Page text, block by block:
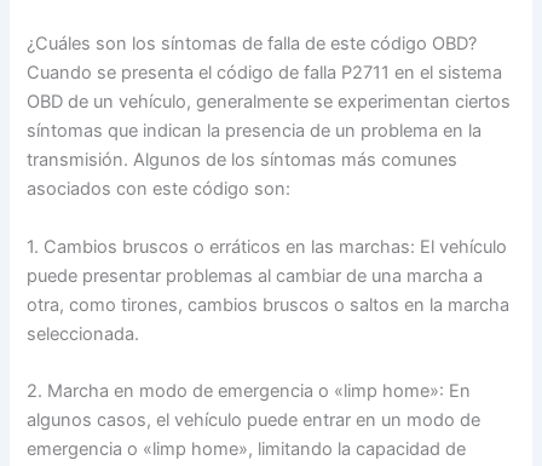
¿Cuáles son los síntomas de falla de este código OBD?
Cuando se presenta el código de falla P2711 en el sistema
OBD de un vehículo, generalmente se experimentan ciertos
síntomas que indican la presencia de un problema en la
transmisión. Algunos de los síntomas más comunes
asociados con este código son:
1. Cambios bruscos o erráticos en las marchas: El vehículo
puede presentar problemas al cambiar de una marcha a
otra, como tirones, cambios bruscos o saltos en la marcha
seleccionada.
2. Marcha en modo de emergencia o «limp home»: En
algunos casos, el vehículo puede entrar en un modo de
emergencia o «limp home», limitando la capacidad de